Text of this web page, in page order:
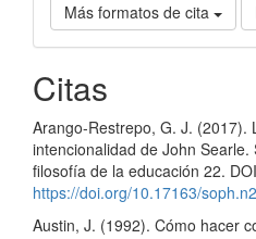
Más formatos de cita
Citas
Arango-Restrepo, G. J. (2017).
intencionalidad de John
filosofía de la educación 22.
https://doi.org/10.17163/
Austin, J. (1992). Cómo hacer